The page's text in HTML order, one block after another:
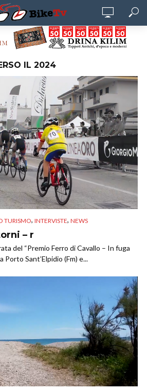
IL 2024
TURISMO, INTERVISTE, NEWS
– r
del “Premio Ferro di Cavallo – In fuga
Sant’Elpidio (Fm) e...